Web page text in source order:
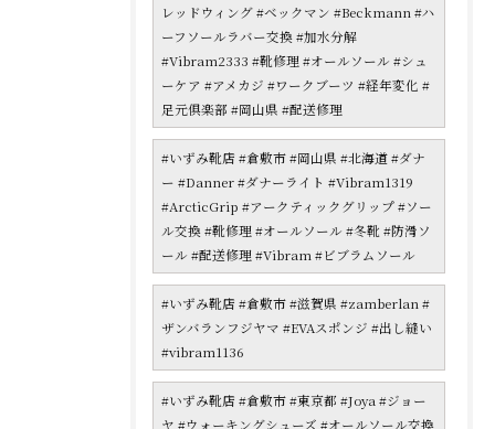
レッドウィング #ベックマン #Beckmann #ハ
ーフソールラバー交換 #加水分解
#Vibram2333 #靴修理 #オールソール #シュ
ーケア #アメカジ #ワークブーツ #経年変化 #
足元倶楽部 #岡山県 #配送修理
#いずみ靴店 #倉敷市 #岡山県 #北海道 #ダナ
ー #Danner #ダナーライト #Vibram1319
#ArcticGrip #アークティックグリップ #ソー
ル交換 #靴修理 #オールソール #冬靴 #防滑ソ
ール #配送修理 #Vibram #ビブラムソール
#いずみ靴店 #倉敷市 #滋賀県 #zamberlan #
ザンバランフジヤマ #EVAスポンジ #出し縫い
#vibram1136
#いずみ靴店 #倉敷市 #東京都 #Joya #ジョー
ヤ #ウォーキングシューズ #オールソール交換